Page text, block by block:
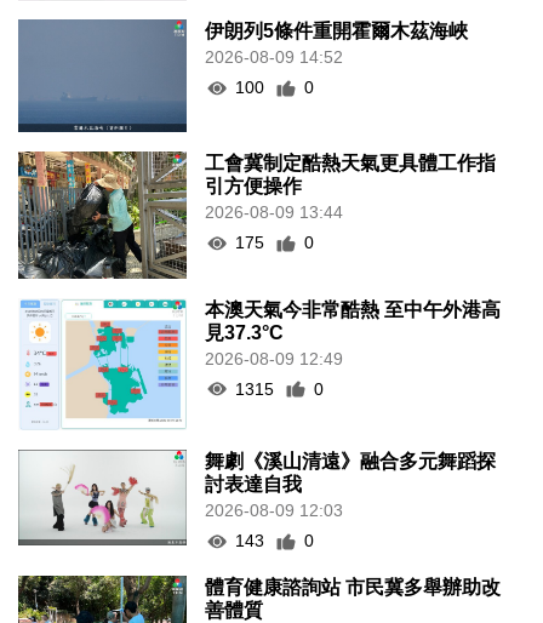
伊朗列5條件重開霍爾木茲海峽
2026-08-09 14:52
100
0
工會冀制定酷熱天氣更具體工作指
引方便操作
2026-08-09 13:44
175
0
本澳天氣今非常酷熱 至中午外港高
見37.3°C
2026-08-09 12:49
1315
0
舞劇《溪山清遠》融合多元舞蹈探
討表達自我
2026-08-09 12:03
143
0
體育健康諮詢站 市民冀多舉辦助改
善體質